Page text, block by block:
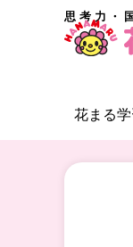
思考力・
花まる